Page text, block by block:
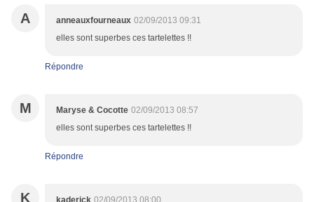
A anneauxfourneaux 02/09/2013 09:31
elles sont superbes ces tartelettes !!
Répondre
M Maryse & Cocotte 02/09/2013 08:57
elles sont superbes ces tartelettes !!
Répondre
K kaderick 02/09/2013 08:00